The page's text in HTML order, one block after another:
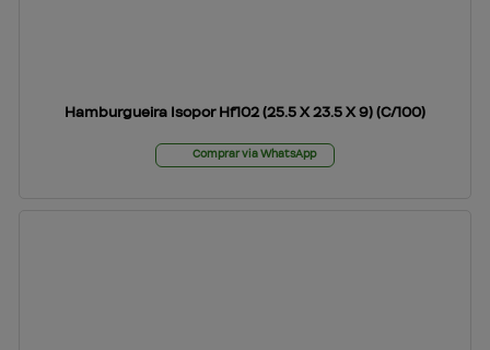
Hamburgueira Isopor Hf102 (25.5 X 23.5 X 9) (C/100)
Comprar via WhatsApp